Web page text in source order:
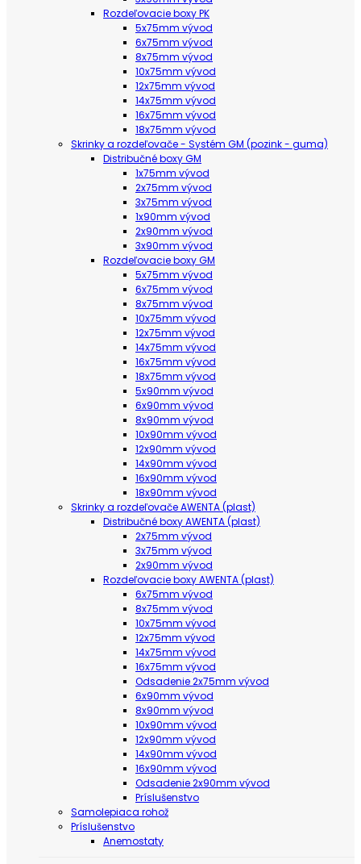
Rozdeľovacie boxy PK
5x75mm vývod
6x75mm vývod
8x75mm vývod
10x75mm vývod
12x75mm vývod
14x75mm vývod
16x75mm vývod
18x75mm vývod
Skrinky a rozdeľovače - Systém GM (pozink - guma)
Distribučné boxy GM
1x75mm vývod
2x75mm vývod
3x75mm vývod
1x90mm vývod
2x90mm vývod
3x90mm vývod
Rozdeľovacie boxy GM
5x75mm vývod
6x75mm vývod
8x75mm vývod
10x75mm vývod
12x75mm vývod
14x75mm vývod
16x75mm vývod
18x75mm vývod
5x90mm vývod
6x90mm vývod
8x90mm vývod
10x90mm vývod
12x90mm vývod
14x90mm vývod
16x90mm vývod
18x90mm vývod
Skrinky a rozdeľovače AWENTA (plast)
Distribučné boxy AWENTA (plast)
2x75mm vývod
3x75mm vývod
2x90mm vývod
Rozdeľovacie boxy AWENTA (plast)
6x75mm vývod
8x75mm vývod
10x75mm vývod
12x75mm vývod
14x75mm vývod
16x75mm vývod
Odsadenie 2x75mm vývod
6x90mm vývod
8x90mm vývod
10x90mm vývod
12x90mm vývod
14x90mm vývod
16x90mm vývod
Odsadenie 2x90mm vývod
Príslušenstvo
Samolepiaca rohož
Príslušenstvo
Anemostaty